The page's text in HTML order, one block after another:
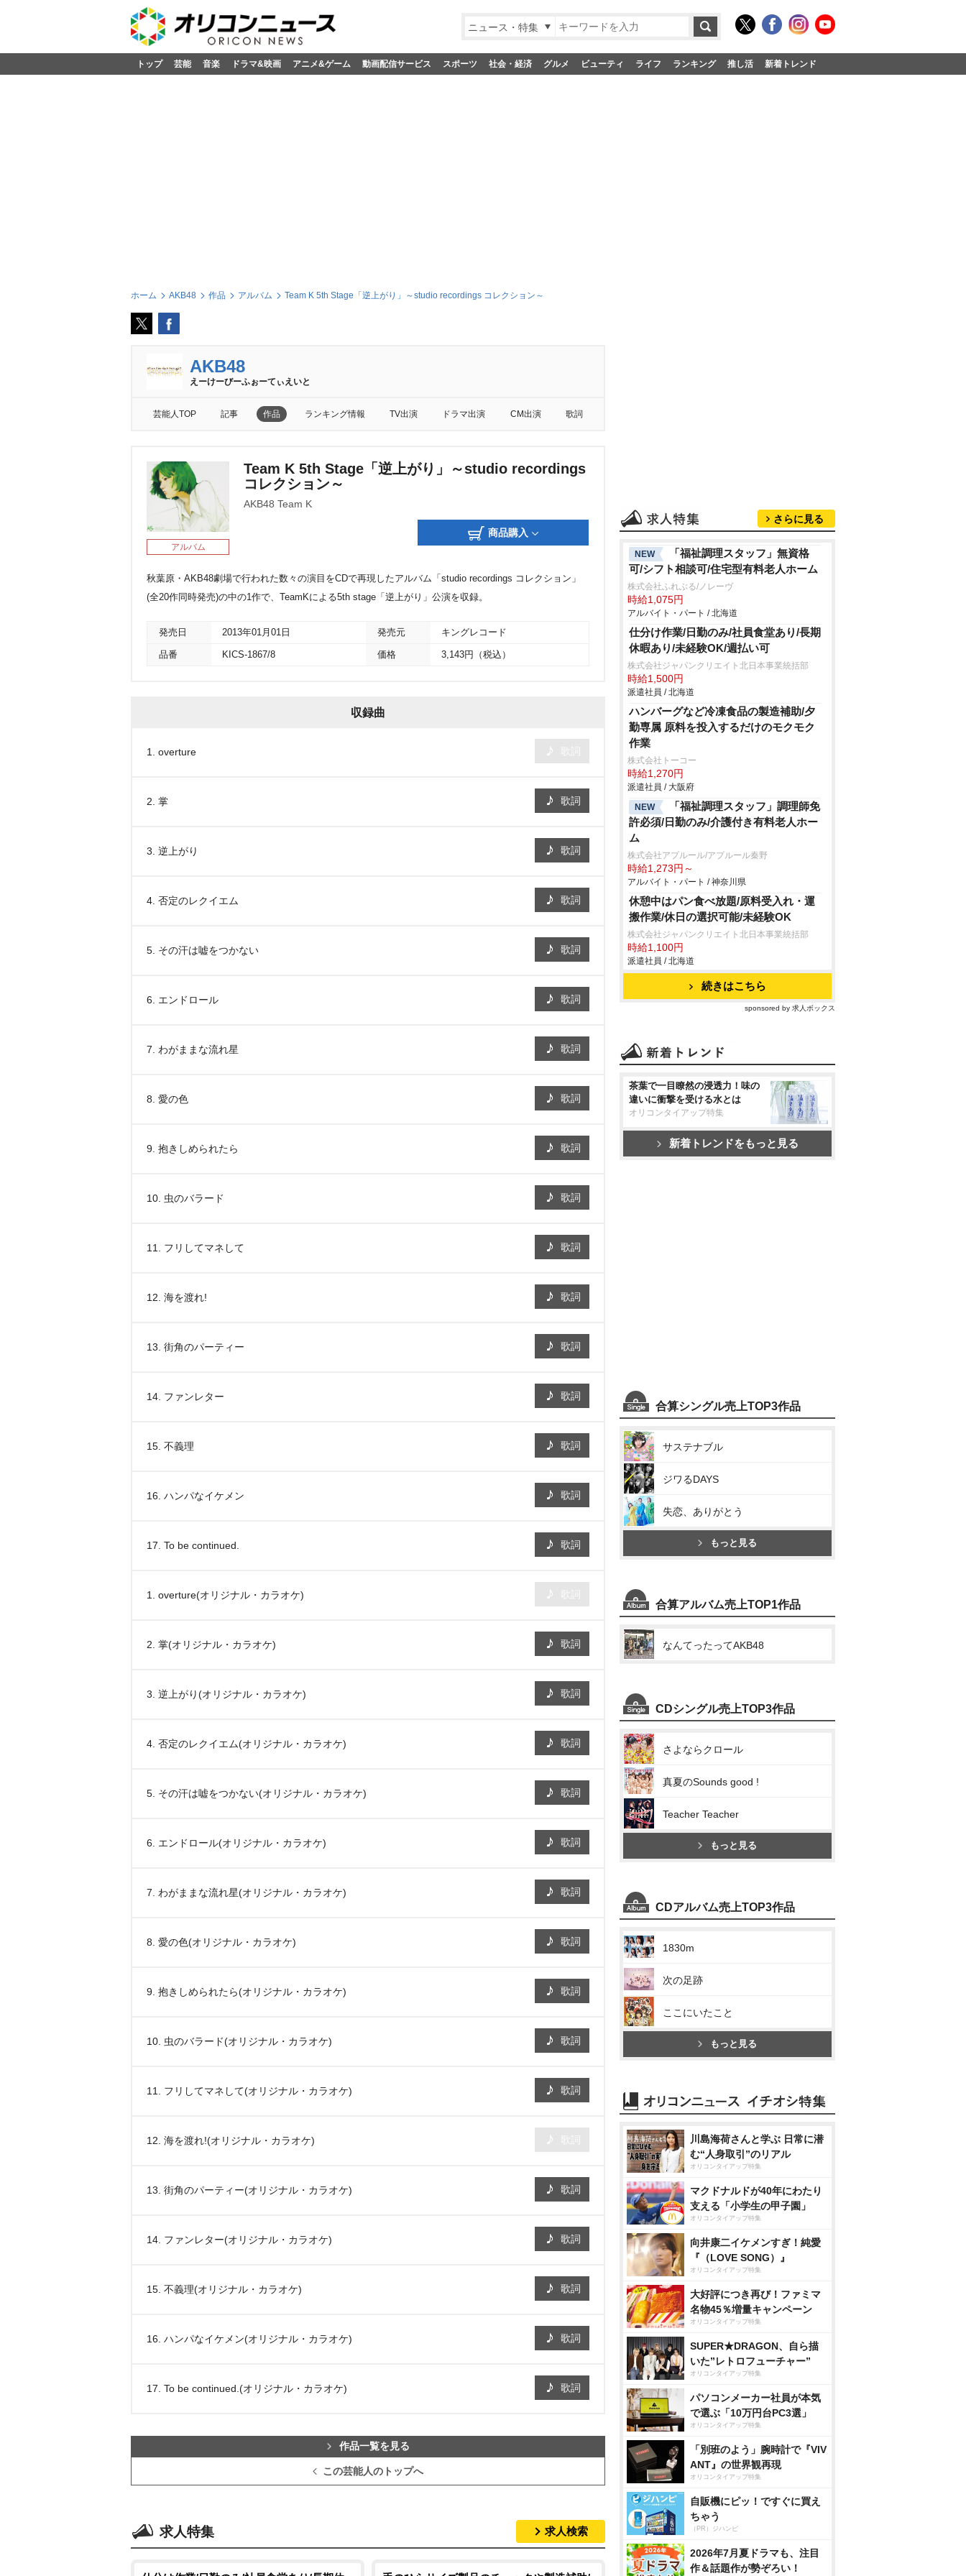
ニュース・特集
トップ 芸能 音楽 ドラマ&映画 アニメ&ゲーム 動画配信サービス スポーツ 社会・経済 グルメ ビューティ ライフ ランキング 推し活 新着トレンド
ホーム AKB48 作品 アルバム Team K 5th Stage「逆上がり」～studio recordings コレクション～
AKB48
えーけーびーふぉーてぃえいと
芸能人TOP 記事 作品 ランキング情報 TV出演 ドラマ出演 CM出演 歌詞
アルバム
Team K 5th Stage「逆上がり」～studio recordings
コレクション～
AKB48 Team K
商品購入
秋葉原・AKB48劇場で行われた数々の演目をCDで再現したアルバム「studio recordings コレクション」
(全20作同時発売)の中の1作で、TeamKによる5th stage「逆上がり」公演を収録。
発売日 2013年01月01日 発売元 キングレコード
品番 KICS-1867/8 価格 3,143円（税込）
収録曲
1. overture
2. 掌 歌詞
3. 逆上がり 歌詞
4. 否定のレクイエム 歌詞
5. その汗は嘘をつかない 歌詞
6. エンドロール 歌詞
7. わがままな流れ星 歌詞
8. 愛の色 歌詞
9. 抱きしめられたら 歌詞
10. 虫のバラード 歌詞
11. フリしてマネして 歌詞
12. 海を渡れ! 歌詞
13. 街角のパーティー 歌詞
14. ファンレター 歌詞
15. 不義理 歌詞
16. ハンパなイケメン 歌詞
17. To be continued. 歌詞
1. overture(オリジナル・カラオケ)
2. 掌(オリジナル・カラオケ) 歌詞
3. 逆上がり(オリジナル・カラオケ) 歌詞
4. 否定のレクイエム(オリジナル・カラオケ) 歌詞
5. その汗は嘘をつかない(オリジナル・カラオケ) 歌詞
6. エンドロール(オリジナル・カラオケ) 歌詞
7. わがままな流れ星(オリジナル・カラオケ) 歌詞
8. 愛の色(オリジナル・カラオケ) 歌詞
9. 抱きしめられたら(オリジナル・カラオケ) 歌詞
10. 虫のバラード(オリジナル・カラオケ) 歌詞
11. フリしてマネして(オリジナル・カラオケ) 歌詞
12. 海を渡れ!(オリジナル・カラオケ)
13. 街角のパーティー(オリジナル・カラオケ) 歌詞
14. ファンレター(オリジナル・カラオケ) 歌詞
15. 不義理(オリジナル・カラオケ) 歌詞
16. ハンパなイケメン(オリジナル・カラオケ) 歌詞
17. To be continued.(オリジナル・カラオケ) 歌詞
作品一覧を見る
この芸能人のトップへ
求人特集 求人検索
さらに見る
NEW
「福祉調理スタッフ」無資格
可/シフト相談可/住宅型有料老人ホーム
株式会社ふれぶる/ノレーヴ
時給1,075円
アルバイト・パート / 北海道
仕分け作業/日勤のみ/社員食堂あり/長期
休暇あり/未経験OK/週払い可
株式会社ジャパンクリエイト北日本事業統括部
時給1,500円
派遣社員 / 北海道
ハンバーグなど冷凍食品の製造補助/夕
勤専属 原料を投入するだけのモクモク
作業
株式会社トーコー
時給1,270円
派遣社員 / 大阪府
NEW
「福祉調理スタッフ」調理師免
許必須/日勤のみ/介護付き有料老人ホー
ム
株式会社アプルール/アプルール秦野
時給1,273円～
アルバイト・パート / 神奈川県
休憩中はパン食べ放題/原料受入れ・運
搬作業/休日の選択可能/未経験OK
株式会社ジャパンクリエイト北日本事業統括部
時給1,100円
派遣社員 / 北海道
続きはこちら
sponsored by 求人ボックス
茶葉で一目瞭然の浸透力！味の
違いに衝撃を受ける水とは
オリコンタイアップ特集
新着トレンドをもっと見る
合算シングル売上TOP3作品
サステナブル
ジワるDAYS
失恋、ありがとう
もっと見る
合算アルバム売上TOP1作品
なんてったってAKB48
CDシングル売上TOP3作品
さよならクロール
真夏のSounds good !
Teacher Teacher
もっと見る
CDアルバム売上TOP3作品
1830m
次の足跡
ここにいたこと
もっと見る
川島海荷さんと学ぶ 日常に潜
む“人身取引”のリアル
オリコンタイアップ特集
マクドナルドが40年にわたり
支える「小学生の甲子園」
オリコンタイアップ特集
向井康二イケメンすぎ！純愛
『（LOVE SONG）』
オリコンタイアップ特集
大好評につき再び！ファミマ
名物45％増量キャンペーン
オリコンタイアップ特集
SUPER★DRAGON、自ら描
いた”レトロフューチャー”
オリコンタイアップ特集
パソコンメーカー社員が本気
で選ぶ「10万円台PC3選」
オリコンタイアップ特集
「別班のよう」腕時計で『VIV
ANT』の世界観再現
オリコンタイアップ特集
自販機にピッ！ですぐに買え
ちゃう
（PR）ジハンピ
2026年7月夏ドラマも、注目
作＆話題作が勢ぞろい！